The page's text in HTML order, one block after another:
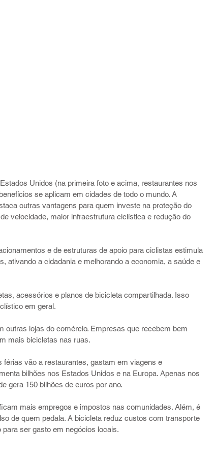
Unidos (na primeira foto e acima, restaurantes nos
se aplicam em cidades de todo o mundo. A
outras vantagens para quem investe na proteção do
velocidade, maior infraestrutura ciclística e redução do
e de estruturas de apoio para ciclistas estimula
ativando a cidadania e melhorando a economia, a saúde e
acessórios e planos de bicicleta compartilhada. Isso
em geral.
outras lojas do comércio. Empresas que recebem bem
mais bicicletas nas ruas.
férias vão a restaurantes, gastam em viagens e
bilhões nos Estados Unidos e na Europa. Apenas nos
gera 150 bilhões de euros por ano.
mais empregos e impostos nas comunidades. Além, é
de quem pedala. A bicicleta reduz custos com transporte
ser gasto em negócios locais.